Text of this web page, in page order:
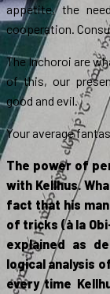
appetite, the
cooperation.
The Inchoroi are
of this, our
good and evil.
Your average
The power of
with Kellhus.
fact that his
of tricks (à la
explained as
logical analysis
every time